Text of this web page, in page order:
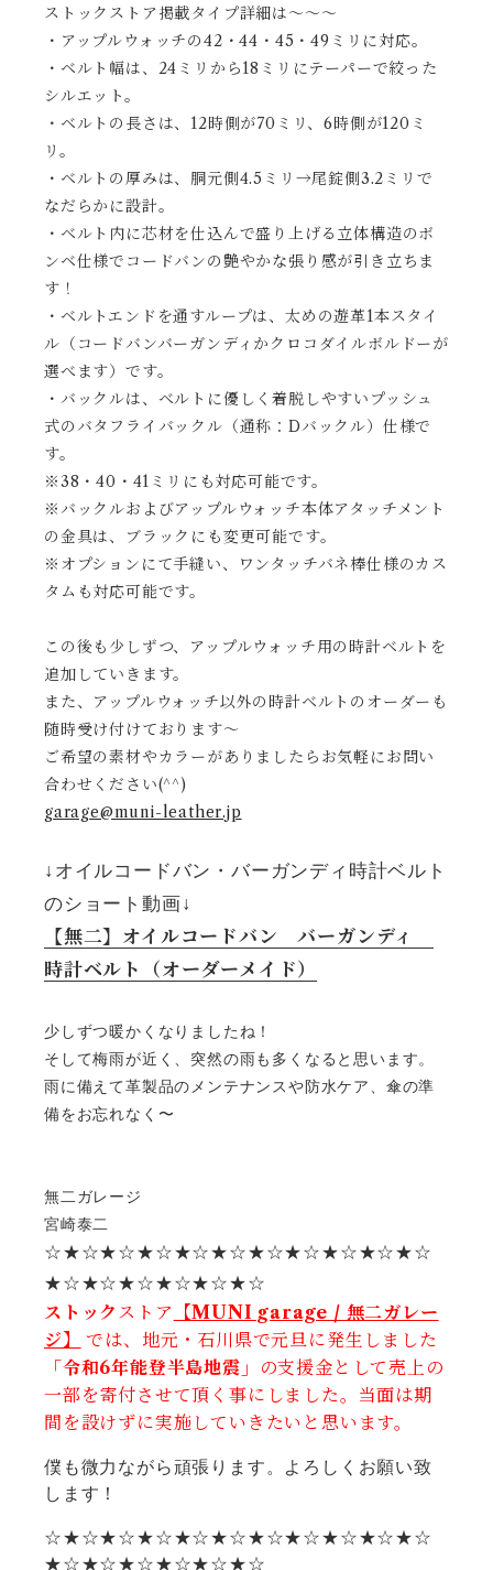
ストックストア掲載タイプ詳細は〜〜〜
・アップルウォッチの42・44・45・49ミリに対応。
・ベルト幅は、24ミリから18ミリにテーパーで絞った
シルエット。
・ベルトの長さは、12時側が70ミリ、6時側が120ミ
リ。
・ベルトの厚みは、胴元側4.5ミリ→尾錠側3.2ミリで
なだらかに設計。
・ベルト内に芯材を仕込んで盛り上げる立体構造のボ
ンベ仕様でコードバンの艶やかな張り感が引き立ちま
す！
・ベルトエンドを通すループは、太めの遊革1本スタイ
ル（コードバンバーガンディかクロコダイルボルドーが
選べます）です。
・バックルは、ベルトに優しく着脱しやすいプッシュ
式のバタフライバックル（通称：Dバックル）仕様で
す。
※38・40・41ミリにも対応可能です。
※バックルおよびアップルウォッチ本体アタッチメント
の金具は、ブラックにも変更可能です。
※オプションにて手縫い、ワンタッチバネ棒仕様のカス
タムも対応可能です。
この後も少しずつ、アップルウォッチ用の時計ベルトを
追加していきます。
また、アップルウォッチ以外の時計ベルトのオーダーも
随時受け付けております〜
ご希望の素材やカラーがありましたらお気軽にお問い
合わせください(^^)
garage@muni-leather.jp
↓オイルコードバン・バーガンディ時計ベルト
のショート動画↓
【無二】オイルコードバン バーガンディ
時計ベルト（オーダーメイド）
少しずつ暖かくなりましたね！
そして梅雨が近く、突然の雨も多くなると思います。
雨に備えて革製品のメンテナンスや防水ケア、傘の準
備をお忘れなく〜
無二ガレージ
宮崎泰二
☆★☆★☆★☆★☆★☆★☆★☆★☆★☆★☆
★☆★☆★☆★☆★☆★☆
ストック ストア
【MUNI garage / 無二ガレー
ジ】
では、地元・石川県で元旦に発生しました
「令和6年能登半島地震」
の支援金として売上の
一部を寄付させて頂く事にしました。当面は期
間を設けずに実施していきたいと思います。
僕も微力ながら頑張ります。よろしくお願い致
します！
☆★☆★☆★☆★☆★☆★☆★☆★☆★☆★☆
★☆★☆★☆★☆★☆★☆